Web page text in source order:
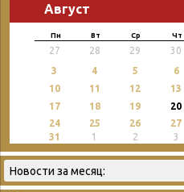
Август
Пн Вт Ср Чт
27 28 29 30
3 4 5 6
10
11 12 13
17
18 19 20
24 25 26 27
31
1 2 3